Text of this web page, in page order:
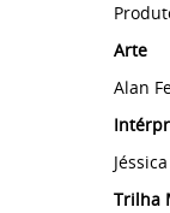
Arte
Alan
Trilha